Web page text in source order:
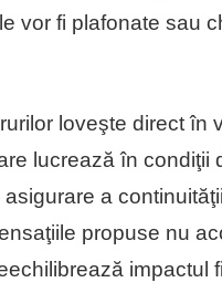
vor fi plafonate sau
loveşte direct în
lucrează în condiţii
a
propuse nu
impactul